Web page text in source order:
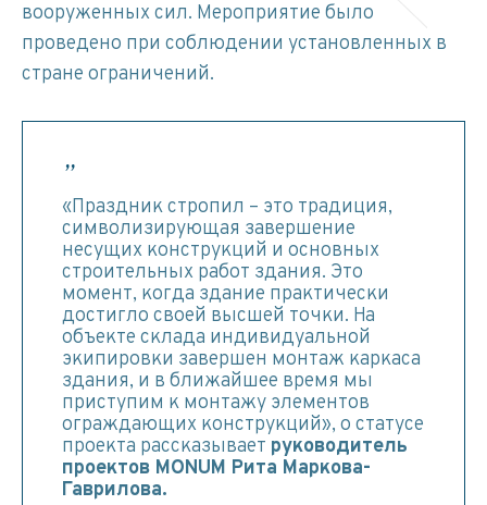
вооруженных сил. Мероприятие было
проведено при соблюдении установленных в
стране ограничений.
«Праздник стропил – это традиция,
символизирующая завершение
несущих конструкций и основных
строительных работ здания. Это
момент, когда здание практически
достигло своей высшей точки. На
объекте склада индивидуальной
экипировки завершен монтаж каркаса
здания, и в ближайшее время мы
приступим к монтажу элементов
ограждающих конструкций», о статусе
проекта рассказывает руководитель
проектов MONUM Рита Маркова-
Гаврилова.